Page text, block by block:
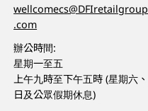
wellcomecs@DFIretailgroup
.com
辦公時間:
星期一至五
上午九時至下午五時 (星期六、
日及公眾假期休息)